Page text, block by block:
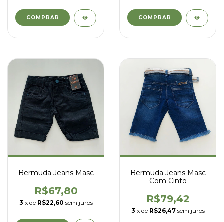
COMPRAR COMPRAR
Bermuda Jeans Masc
R$67,80
3 x de R$22,60 sem juros
Bermuda Jeans Masc
Com Cinto
R$79,42
3 x de R$26,47 sem juros